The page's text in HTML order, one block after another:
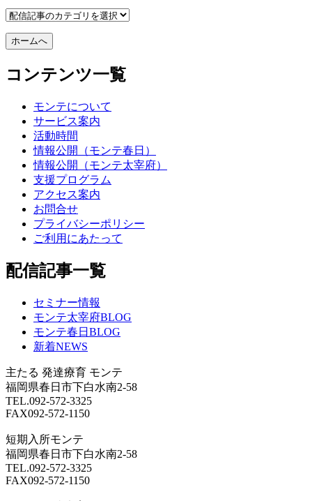
コンテンツ一覧
モンテについて
サービス案内
活動時間
情報公開（モンテ春日）
情報公開（モンテ太宰府）
支援プログラム
アクセス案内
お問合せ
プライバシーポリシー
ご利用にあたって
配信記事一覧
セミナー情報
モンテ太宰府BLOG
モンテ春日BLOG
新着NEWS
主たる 発達療育 モンテ
福岡県春日市下白水南2-58
TEL.092-572-3325
FAX092-572-1150
短期入所モンテ
福岡県春日市下白水南2-58
TEL.092-572-3325
FAX092-572-1150